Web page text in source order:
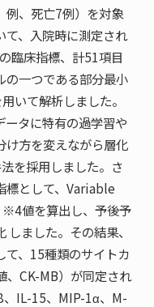
、死亡7例）を対象
て、入院時に測定され
臨床指標、計51項目
の一つである部分最小
いて解析しました。
ータに特有の過学習や
け方を変えながら層化
を採用しました。さ
標として、Variable
値を算出し、予後予
ました。その結果、
て、15種類のサイトカ
、CK-MB）が同定され
IL-15、MIP-1α、M-